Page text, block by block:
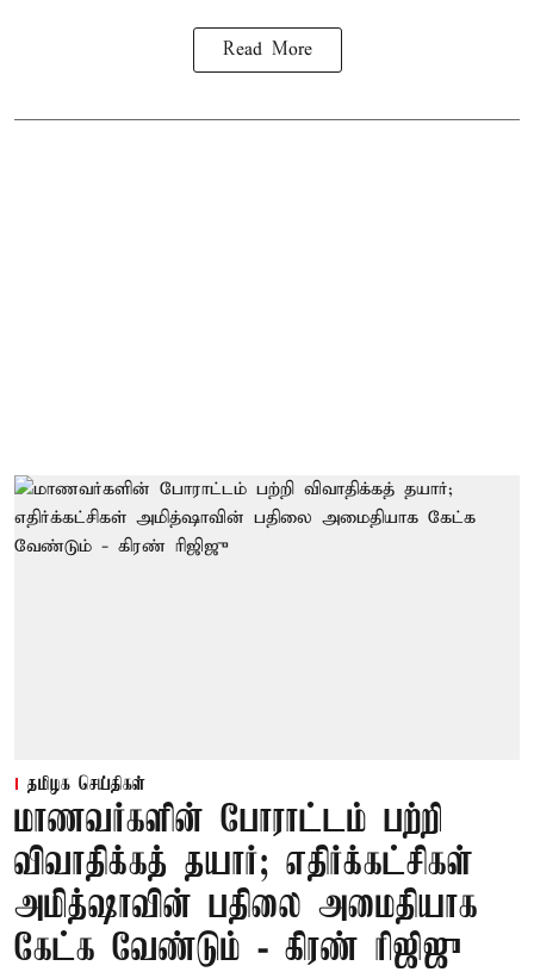
Read More
தமிழக செய்திகள்
மாணவர்களின் போராட்டம் பற்றி
விவாதிக்கத் தயார்; எதிர்க்கட்சிகள்
அமித்ஷாவின் பதிலை அமைதியாக
கேட்க வேண்டும் - கிரண் ரிஜிஜு